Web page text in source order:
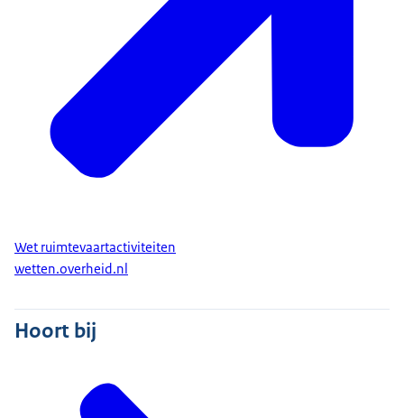
Wet ruimtevaartactiviteiten
wetten.overheid.nl
Hoort bij